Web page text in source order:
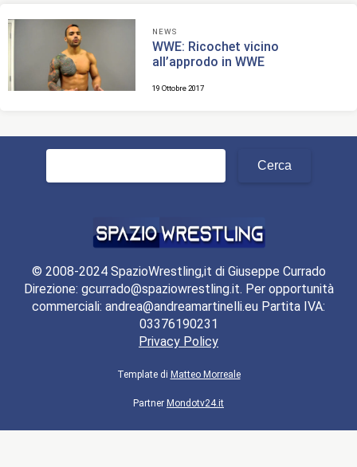
NEWS
WWE: Ricochet vicino
all’approdo in WWE
19 Ottobre 2017
Ricerca
© 2008-2024 SpazioWrestling,it di Giuseppe Currado
Direzione: gcurrado@spaziowrestling.it. Per opportunità
commerciali: andrea@andreamartinelli.eu Partita IVA:
03376190231
Privacy Policy
Template di Matteo Morreale
Partner Mondotv24.it